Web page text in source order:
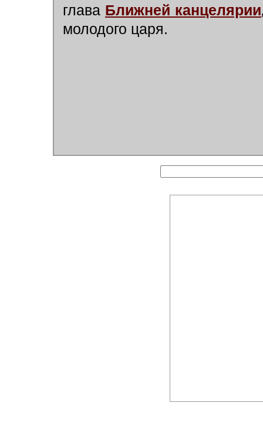
глава Ближней канцелярии
молодого царя.